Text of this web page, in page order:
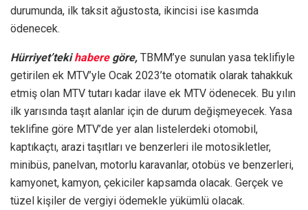
durumunda, ilk taksit ağustosta, ikincisi ise kasımda
ödenecek.
Hürriyet’tekihaberegöre, TBMM’ye sunulan yasa teklifiyle
getirilen ek MTV’yle Ocak 2023’te otomatik olarak tahakkuk
etmiş olan MTV tutarı kadar ilave ek MTV ödenecek. Bu yılın
ilk yarısında taşıt alanlar için de durum değişmeyecek. Yasa
teklifine göre MTV’de yer alan listelerdeki otomobil,
kaptıkaçtı, arazi taşıtları ve benzerleri ile motosikletler,
minibüs, panelvan, motorlu karavanlar, otobüs ve benzerleri,
kamyonet, kamyon, çekiciler kapsamda olacak. Gerçek ve
tüzel kişiler de vergiyi ödemekle yükümlü olacak.